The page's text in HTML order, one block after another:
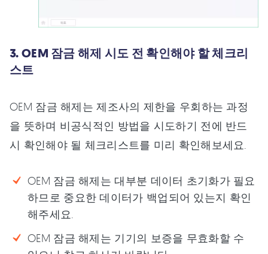
3. OEM 잠금 해제 시도 전 확인해야 할 체크리
스트
OEM 잠금 해제는 제조사의 제한을 우회하는 과정
을 뜻하며 비공식적인 방법을 시도하기 전에 반드
시 확인해야 될 체크리스트를 미리 확인해보세요.
OEM 잠금 해제는 대부분 데이터 초기화가 필요
하므로 중요한 데이터가 백업되어 있는지 확인
해주세요.
OEM 잠금 해제는 기기의 보증을 무효화할 수